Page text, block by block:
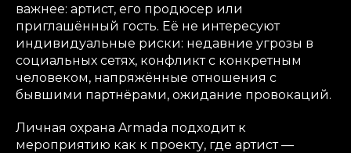
важнее: артист, его продюсер или
приглашённый гость. Её не интересуют
индивидуальные риски: недавние угрозы в
социальных сетях, конфликт с конкретным
человеком, напряжённые отношения с
бывшими партнёрами, ожидание провокаций.
Личная охрана Armada подходит к
мероприятию как к проекту, где артист —